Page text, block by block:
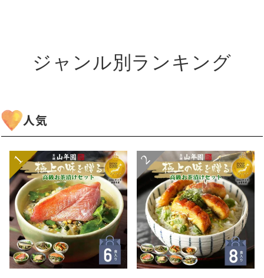
ジャンル別ランキング
人気